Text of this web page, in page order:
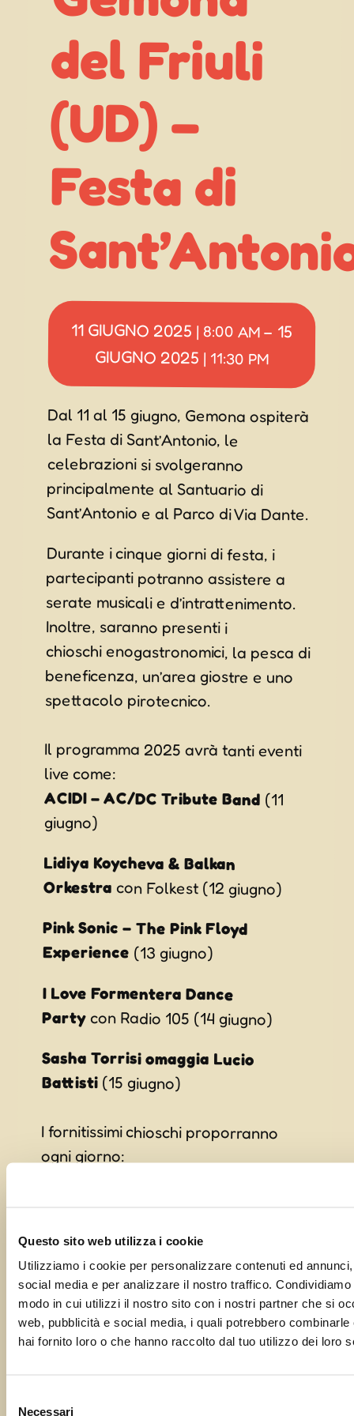
Questo sito web utilizza i cookie
Utilizziamo i cookie per personalizzare contenuti ed
social media e per analizzare il nostro traffico.
modo in cui utilizzi il nostro sito con i nostri partner che si
web, pubblicità e social media, i quali potrebbero
hai fornito loro o che hanno raccolto dal tuo utilizzo dei loro
Necessari
(UD) –
11 GIUGNO 2025 | 8:00 AM– 15
GIUGNO 2025 | 11:30 PM
Dal 11 al 15 giugno, Gemona ospiterà
la Festa di Sant’Antonio, le
celebrazioni si svolgeranno
principalmente al Santuario di
Sant’Antonio e al Parco di Via Dante.
Durante i cinque giorni di festa, i
partecipanti potranno assistere a
serate musicali e d’intrattenimento.
Inoltre, saranno presenti i
chioschi enogastronomici, la pesca di
beneficenza, un’area giostre e uno
spettacolo pirotecnico.
Il programma 2025 avrà tanti eventi
live come:
ACIDI – AC/DC Tribute Band (11
giugno)
Lidiya Koycheva & Balkan
Orkestra con Folkest (12 giugno)
Pink Sonic – The Pink Floyd
Experience (13 giugno)
I Love Formentera Dance
Partycon Radio 105 (14 giugno)
Sasha Torrisi omaggia Lucio
Battisti(15 giugno)
I fornitissimi chioschi proporranno
ogni giorno:
viandante, pane)
– panino del santo (hamburger,
insalata, formaggio latteria)
– patatine fritte